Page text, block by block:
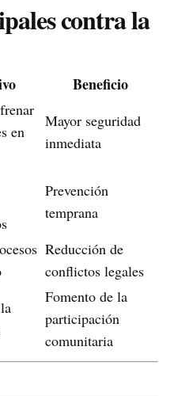
contra la
Beneficio
en
Mayor seguridad
inmediata
Prevención
temprana
Reducción de
conflictos legales
Fomento de la
participación
comunitaria